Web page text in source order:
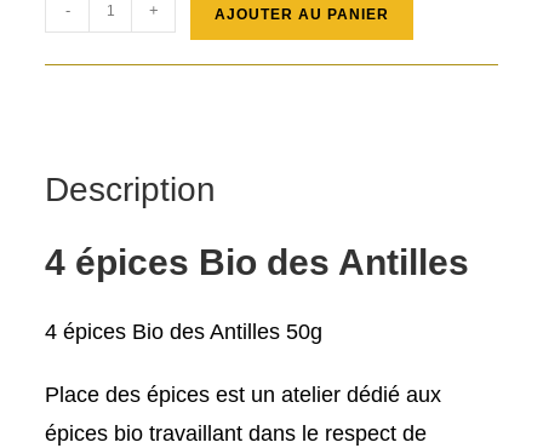
de
4
Antilles
- + AJOUTER AU PANIER
Description
4 épices Bio des Antilles
4 épices Bio des Antilles 50g
Place des épices est un atelier dédié aux
épices bio travaillant dans le respect de